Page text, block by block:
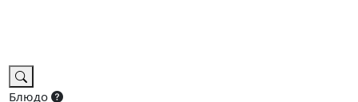
Блюдо